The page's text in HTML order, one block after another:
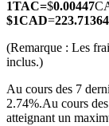
1TAC=$0.00447
$1CAD=
(Remarque : Les
inclus.)
Au cours des 7
2.74%.Au cours
atteignant un